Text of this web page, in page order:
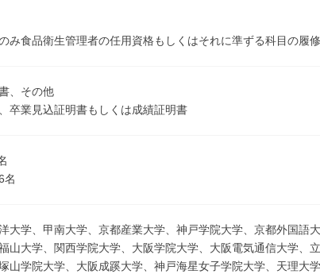
み食品衛生管理者の任用資格もしくはそれに準ずる科目の履
、その他
卒業見込証明書もしくは成績証明書
名
大学、甲南大学、京都産業大学、神戸学院大学、京都外国語
山大学、関西学院大学、大阪学院大学、大阪電気通信大学、
山学院大学、大阪成蹊大学、神戸海星女子学院大学、天理大